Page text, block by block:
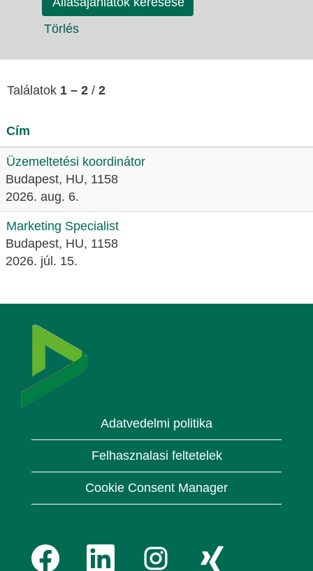
Törlés
Találatok 1 – 2 / 2
Cím
Üzemeltetési koordinátor
Budapest, HU, 1158
2026. aug. 6.
Marketing Specialist
Budapest, HU, 1158
2026. júl. 15.
Adatvedelmi politika
Felhasznalasi feltetelek
Cookie Consent Manager
Ú
Ú
Ú